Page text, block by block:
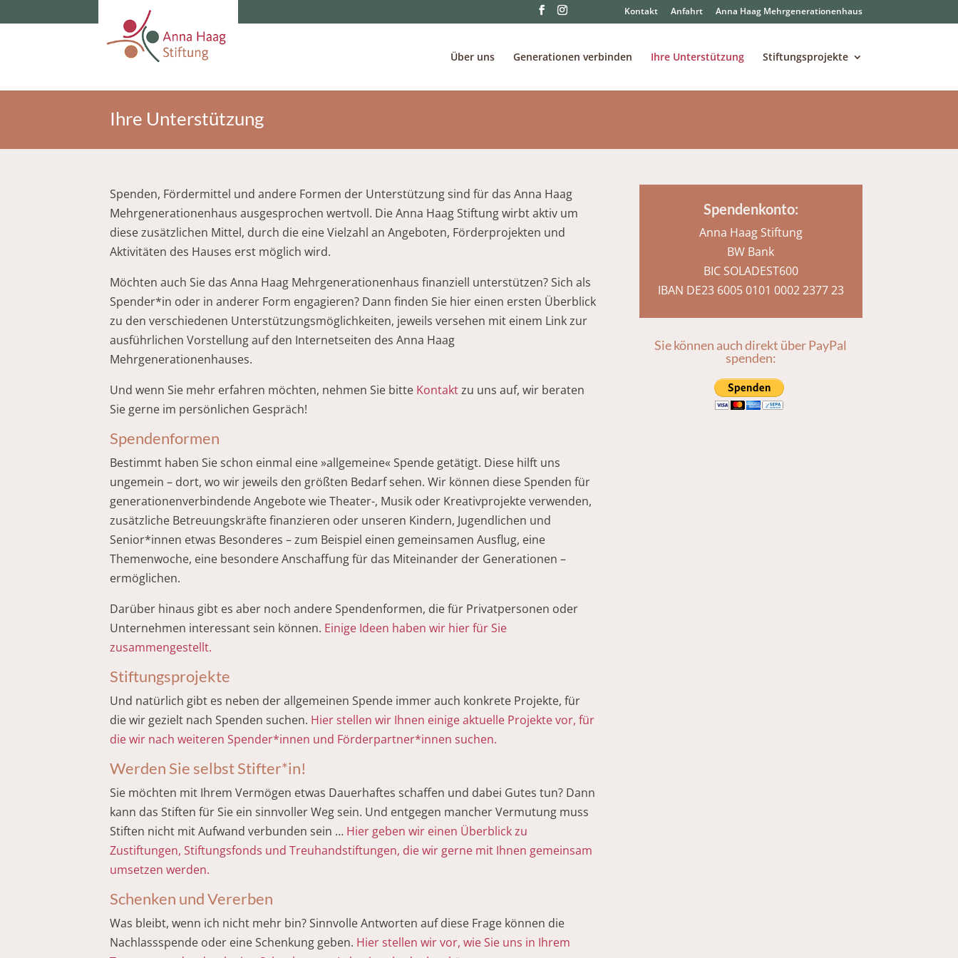
Kontakt Anfahrt Anna Haag Mehrgenerationenhaus
Über uns Generationen verbinden Ihre Unterstützung Stiftungsprojekte
Ihre Unterstützung
Spenden, Fördermittel und andere Formen der Unterstützung sind für das Anna Haag
Mehrgenerationenhaus ausgesprochen wertvoll. Die Anna Haag Stiftung wirbt aktiv um
diese zusätzlichen Mittel, durch die eine Vielzahl an Angeboten, Förderprojekten und
Aktivitäten des Hauses erst möglich wird.
Möchten auch Sie das Anna Haag Mehrgenerationenhaus finanziell unterstützen? Sich als
Spender*in oder in anderer Form engagieren? Dann finden Sie hier einen ersten Überblick
zu den verschiedenen Unterstützungsmöglichkeiten, jeweils versehen mit einem Link zur
ausführlichen Vorstellung auf den Internetseiten des Anna Haag
Mehrgenerationenhauses.
Und wenn Sie mehr erfahren möchten, nehmen Sie bitte Kontaktzu uns auf, wir beraten
Sie gerne im persönlichen Gespräch!
Spendenformen
Bestimmt haben Sie schon einmal eine »allgemeine« Spende getätigt. Diese hilft uns
ungemein – dort, wo wir jeweils den größten Bedarf sehen. Wir können diese Spenden für
generationenverbindende Angebote wie Theater-, Musik oder Kreativprojekte verwenden,
zusätzliche Betreuungskräfte finanzieren oder unseren Kindern, Jugendlichen und
Senior*innen etwas Besonderes – zum Beispiel einen gemeinsamen Ausflug, eine
Themenwoche, eine besondere Anschaffung für das Miteinander der Generationen –
ermöglichen.
Darüber hinaus gibt es aber noch andere Spendenformen, die für Privatpersonen oder
Unternehmen interessant sein können. Einige Ideen haben wir hier für Sie
zusammengestellt.
Stiftungsprojekte
Und natürlich gibt es neben der allgemeinen Spende immer auch konkrete Projekte, für
die wir gezielt nach Spenden suchen. Hier stellen wir Ihnen einige aktuelle Projekte vor, für
die wir nach weiteren Spender*innen und Förderpartner*innen suchen.
Werden Sie selbst Stifter*in!
Sie möchten mit Ihrem Vermögen etwas Dauerhaftes schaffen und dabei Gutes tun? Dann
kann das Stiften für Sie ein sinnvoller Weg sein. Und entgegen mancher Vermutung muss
Stiften nicht mit Aufwand verbunden sein … Hier geben wir einen Überblick zu
Zustiftungen, Stiftungsfonds und Treuhandstiftungen, die wir gerne mit Ihnen gemeinsam
umsetzen werden.
Schenken und Vererben
Was bleibt, wenn ich nicht mehr bin? Sinnvolle Antworten auf diese Frage können die
Nachlassspende oder eine Schenkung geben. Hier stellen wir vor, wie Sie uns in Ihrem
Spendenkonto:
Anna Haag Stiftung
BW Bank
BIC SOLADEST600
IBAN DE23 6005 0101 0002 2377 23
Sie können auch direkt über PayPal
spenden: